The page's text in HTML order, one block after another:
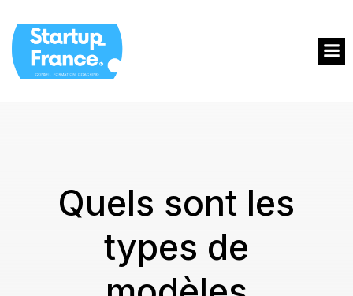
Quels sont les
types de